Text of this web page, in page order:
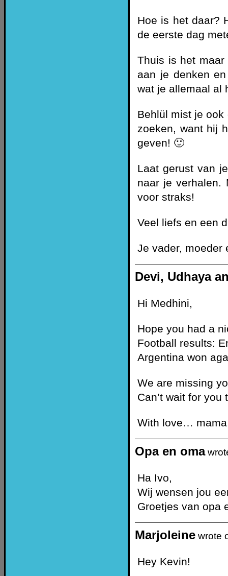
Hoe is het daar?
de eerste dag
Thuis is het
aan je denken
wat je allemaal al
Behlül mist je
zoeken, want hij
geven! 🙂
Laat gerust van
naar je verhalen.
voor straks!
Veel liefs en een
Je vader, moeder
Devi, Udhaya
Hi Medhini,
Hope you had a
Football results:
Argentina won
We are missing
Can’t wait for
With love…
Opa en oma
Ha Ivo,
Wij wensen jou
Groetjes van opa
Marjoleine wrote
Hey Kevin!